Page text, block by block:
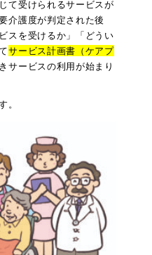
て受けられるサービスが
介護度が判定された後
スを受けるか」「どうい
サービス計画書（ケアプ
サービスの利用が始まり
。